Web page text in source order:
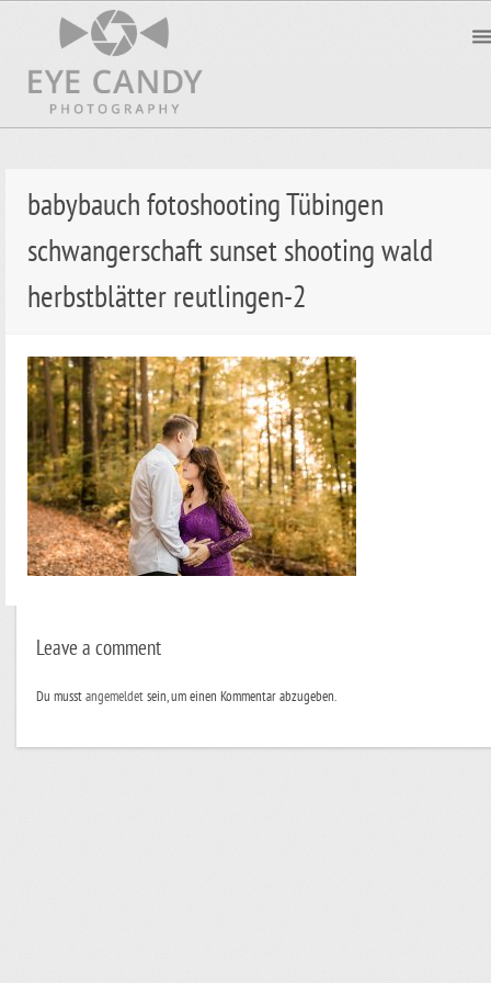
babybauch fotoshooting Tübingen
schwangerschaft sunset shooting wald
herbstblätter reutlingen-2
Leave a comment
Du musstangemeldetsein, um einen Kommentar abzugeben.